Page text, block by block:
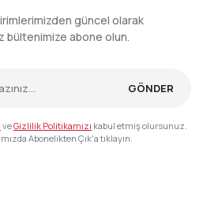
güncel olarak
bültenimize abone olun.
GÖNDER
veGizlilik Politikamızı kabul etmiş olursunuz.
Abonelikten Çık'a tıklayın.